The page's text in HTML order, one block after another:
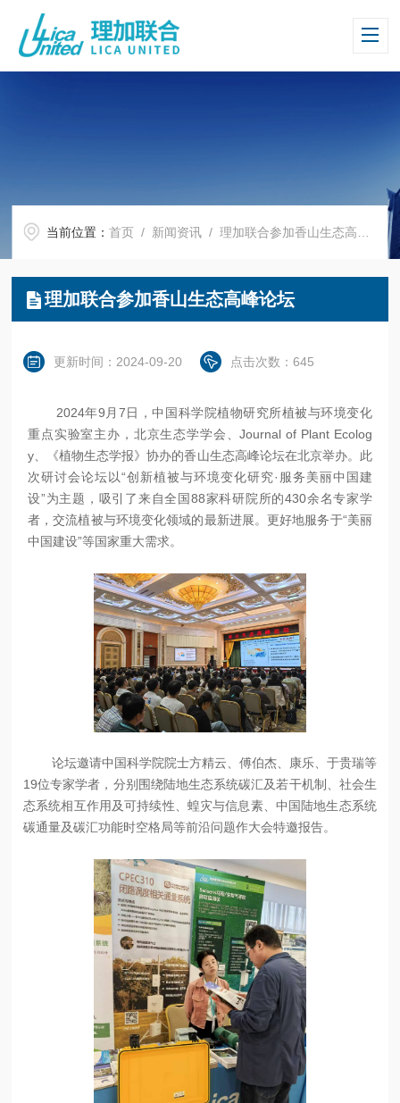
当前位置：首页 / 新闻资讯 / 理加联合参加香山生态高峰论坛
理加联合参加香山生态高峰论坛
更新时间：2024-09-20 点击次数：645
2024年9月7日，中国科学院植物研究所植被与环境变化
重点实验室主办，北京生态学学会、Journal of Plant Ecolog
y、《植物生态学报》协办的香山生态高峰论坛在北京举办。此
次研讨会论坛以“创新植被与环境变化研究·服务美丽中国建
设”为主题，吸引了来自全国88家科研院所的430余名专家学
者，交流植被与环境变化领域的最新进展。更好地服务于“美丽
中国建设”等国家重大需求。
论坛邀请中国科学院院士方精云、傅伯杰、康乐、于贵瑞等
19位专家学者，分别围绕陆地生态系统碳汇及若干机制、社会生
态系统相互作用及可持续性、蝗灾与信息素、中国陆地生态系统
碳通量及碳汇功能时空格局等前沿问题作大会特邀报告。